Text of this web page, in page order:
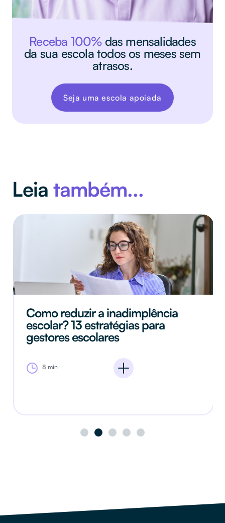
Receba 100%das mensalidades
da sua escola todos os meses sem
atrasos.
Seja uma escola apoiada
Leia também...
Como reduzir a inadimplência
escolar? 13 estratégias para
gestores escolares
8 min